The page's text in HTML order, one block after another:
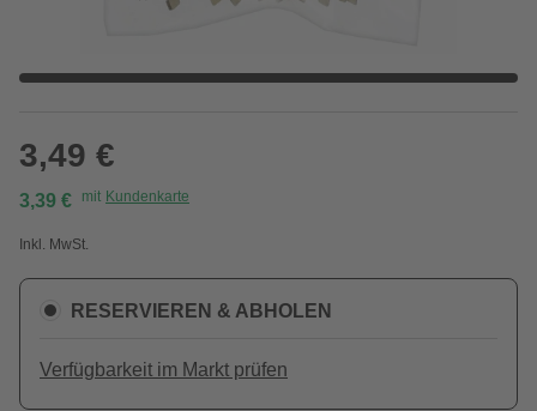
3,49 €
3,39 € mit Kundenkarte
Inkl. MwSt.
RESERVIEREN & ABHOLEN
Verfügbarkeit im Markt prüfen